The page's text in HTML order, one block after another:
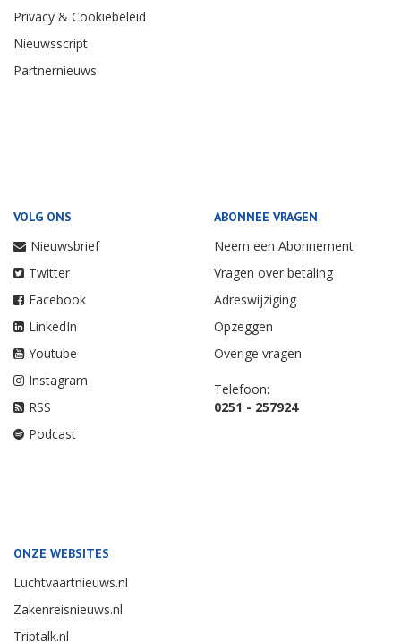
Privacy & Cookiebeleid
Nieuwsscript
Partnernieuws
VOLG ONS
Nieuwsbrief
Twitter
Facebook
LinkedIn
Youtube
Instagram
RSS
Podcast
ABONNEE VRAGEN
Neem een Abonnement
Vragen over betaling
Adreswijziging
Opzeggen
Overige vragen
Telefoon:
0251 - 257924
ONZE WEBSITES
Luchtvaartnieuws.nl
Zakenreisnieuws.nl
Triptalk.nl